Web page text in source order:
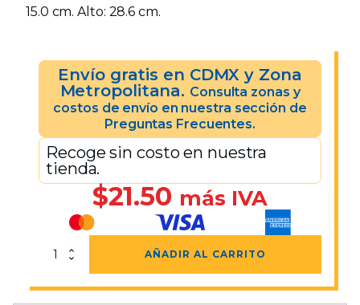
15.0 cm. Alto: 28.6 cm.
Envío gratis en CDMX y Zona
Metropolitana. Consulta zonas y
costos de envío en nuestra sección de
Preguntas Frecuentes.
Recoge sin costo en nuestra
tienda.
$21.50 más IVA
Bidón
AÑADIR AL CARRITO